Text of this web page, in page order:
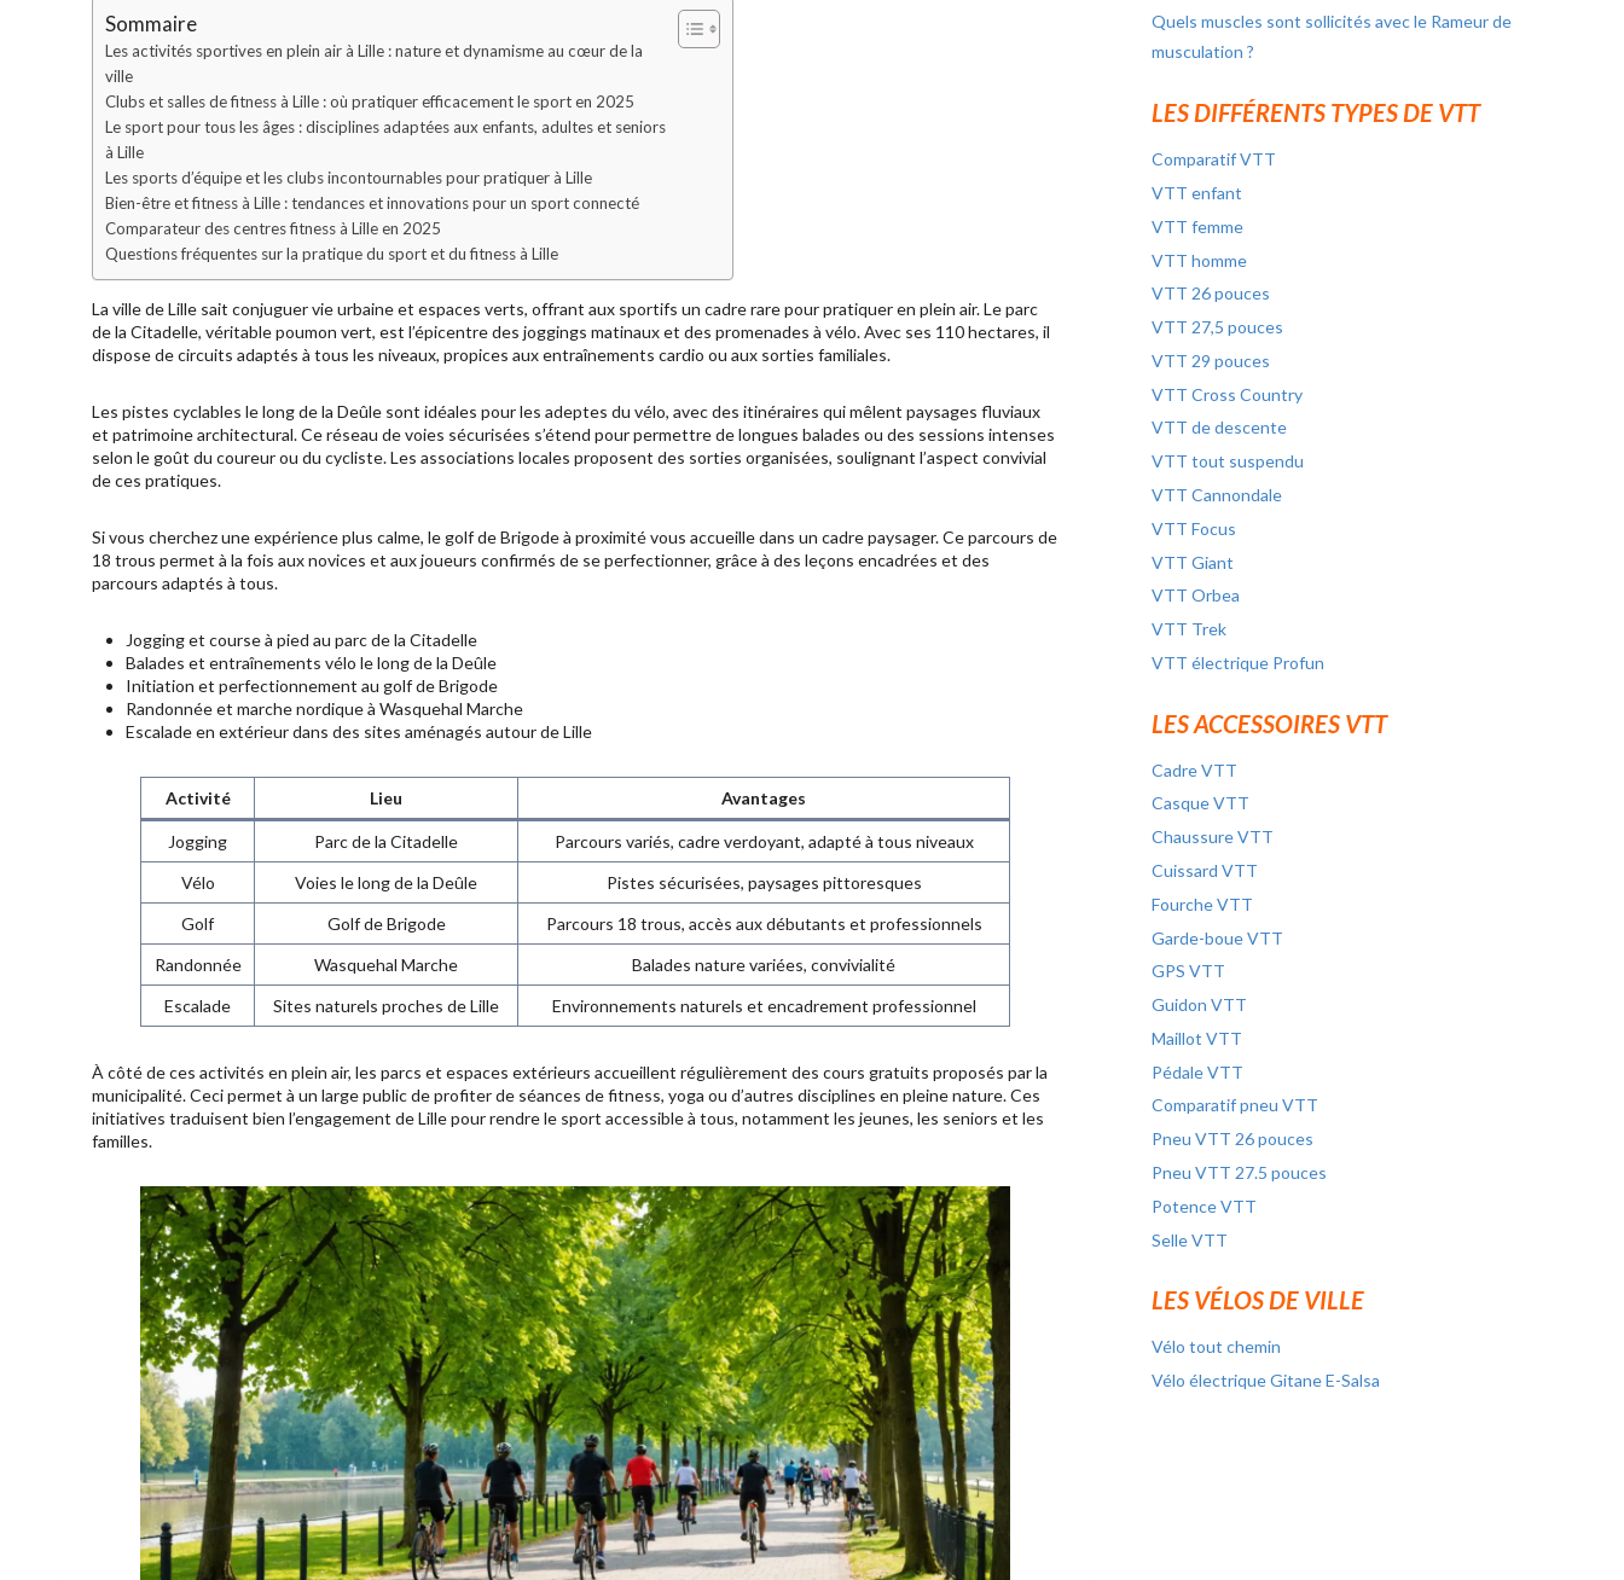
Sommaire
Les activités sportives en plein air à Lille : nature et dynamisme au cœur de la
ville
Clubs et salles de fitness à Lille : où pratiquer efficacement le sport en 2025
Le sport pour tous les âges : disciplines adaptées aux enfants, adultes et seniors
à Lille
Les sports d’équipe et les clubs incontournables pour pratiquer à Lille
Bien-être et fitness à Lille : tendances et innovations pour un sport connecté
Comparateur des centres fitness à Lille en 2025
Questions fréquentes sur la pratique du sport et du fitness à Lille
La ville de Lille sait conjuguer vie urbaine et espaces verts, offrant aux sportifs un cadre rare pour pratiquer en plein air. Le parc
de la Citadelle, véritable poumon vert, est l’épicentre des joggings matinaux et des promenades à vélo. Avec ses 110 hectares, il
dispose de circuits adaptés à tous les niveaux, propices aux entraînements cardio ou aux sorties familiales.
Les pistes cyclables le long de la Deûle sont idéales pour les adeptes du vélo, avec des itinéraires qui mêlent paysages fluviaux
et patrimoine architectural. Ce réseau de voies sécurisées s’étend pour permettre de longues balades ou des sessions intenses
selon le goût du coureur ou du cycliste. Les associations locales proposent des sorties organisées, soulignant l’aspect convivial
de ces pratiques.
Si vous cherchez une expérience plus calme, le golf de Brigode à proximité vous accueille dans un cadre paysager. Ce parcours de
18 trous permet à la fois aux novices et aux joueurs confirmés de se perfectionner, grâce à des leçons encadrées et des
parcours adaptés à tous.
Jogging et course à pied au parc de la Citadelle
Balades et entraînements vélo le long de la Deûle
Initiation et perfectionnement au golf de Brigode
Randonnée et marche nordique à Wasquehal Marche
Escalade en extérieur dans des sites aménagés autour de Lille
Activité Lieu Avantages
Jogging Parc de la Citadelle
Parcours variés, cadre verdoyant, adapté à tous niveaux
Vélo
Voies le long de la Deûle
Pistes sécurisées, paysages pittoresques
Golf
Golf de Brigode
Parcours 18 trous, accès aux débutants et professionnels
Randonnée
Wasquehal Marche
Balades nature variées, convivialité
Escalade
Sites naturels proches de Lille Environnements naturels et encadrement professionnel
À côté de ces activités en plein air, les parcs et espaces extérieurs accueillent régulièrement des cours gratuits proposés par la
municipalité. Ceci permet à un large public de profiter de séances de fitness, yoga ou d’autres disciplines en pleine nature. Ces
initiatives traduisent bien l’engagement de Lille pour rendre le sport accessible à tous, notamment les jeunes, les seniors et les
familles.
Quels muscles sont sollicités avec le Rameur de
musculation ?
LES DIFFÉRENTS TYPES DE VTT
Comparatif VTT
VTT enfant
VTT femme
VTT homme
VTT 26 pouces
VTT 27,5 pouces
VTT 29 pouces
VTT Cross Country
VTT de descente
VTT tout suspendu
VTT Cannondale
VTT Focus
VTT Giant
VTT Orbea
VTT Trek
VTT électrique Profun
LES ACCESSOIRES VTT
Cadre VTT
Casque VTT
Chaussure VTT
Cuissard VTT
Fourche VTT
Garde-boue VTT
GPS VTT
Guidon VTT
Maillot VTT
Pédale VTT
Comparatif pneu VTT
Pneu VTT 26 pouces
Pneu VTT 27.5 pouces
Potence VTT
Selle VTT
LES VÉLOS DE VILLE
Vélo tout chemin
Vélo électrique Gitane E-Salsa